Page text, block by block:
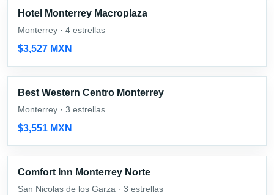
Hotel Monterrey Macroplaza
Monterrey · 4 estrellas
$3,527 MXN
Best Western Centro Monterrey
Monterrey · 3 estrellas
$3,551 MXN
Comfort Inn Monterrey Norte
San Nicolas de los Garza · 3 estrellas